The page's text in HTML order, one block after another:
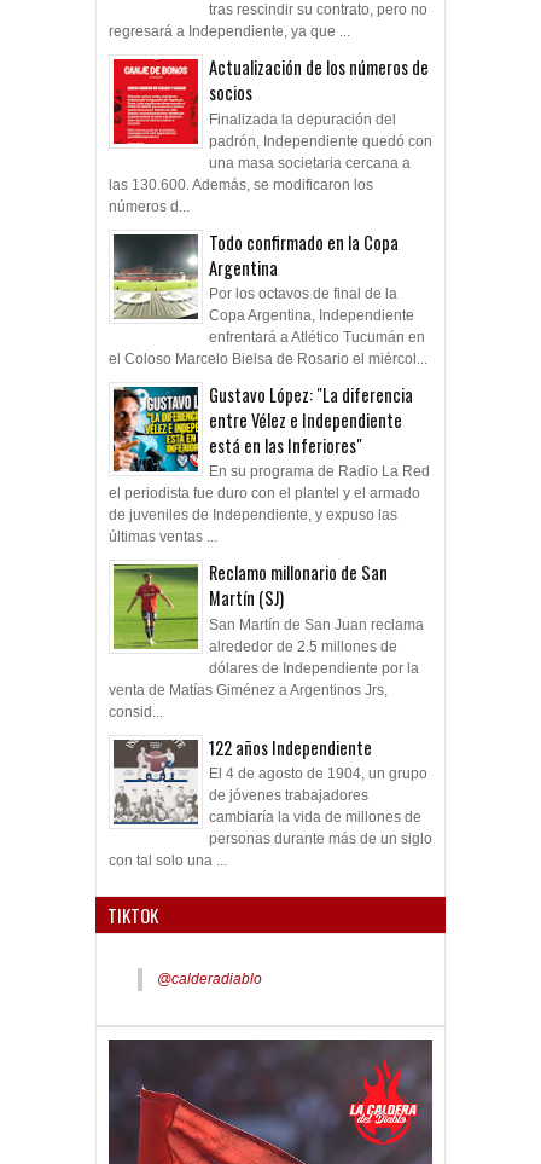
tras rescindir su contrato, pero no
regresará a Independiente, ya que ...
Actualización de los números de
socios
Finalizada la depuración del
padrón, Independiente quedó con
una masa societaria cercana a
las 130.600. Además, se modificaron los
números d...
Todo confirmado en la Copa
Argentina
Por los octavos de final de la
Copa Argentina, Independiente
enfrentará a Atlético Tucumán en
el Coloso Marcelo Bielsa de Rosario el miércol...
Gustavo López: "La diferencia
entre Vélez e Independiente
está en las Inferiores"
En su programa de Radio La Red
el periodista fue duro con el plantel y el armado
de juveniles de Independiente, y expuso las
últimas ventas ...
Reclamo millonario de San
Martín (SJ)
San Martín de San Juan reclama
alrededor de 2.5 millones de
dólares de Independiente por la
venta de Matías Giménez a Argentinos Jrs,
consid...
122 años Independiente
El 4 de agosto de 1904, un grupo
de jóvenes trabajadores
cambiaría la vida de millones de
personas durante más de un siglo
con tal solo una ...
TIKTOK
@calderadiablo